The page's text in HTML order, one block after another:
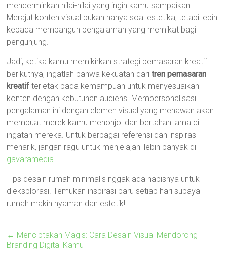
mencerminkan nilai-nilai yang ingin kamu sampaikan.
Merajut konten visual bukan hanya soal estetika, tetapi lebih
kepada membangun pengalaman yang memikat bagi
pengunjung.
Jadi, ketika kamu memikirkan strategi pemasaran kreatif
berikutnya, ingatlah bahwa kekuatan daritren pemasaran
kreatif terletak pada kemampuan untuk menyesuaikan
konten dengan kebutuhan audiens. Mempersonalisasi
pengalaman ini dengan elemen visual yang menawan akan
membuat merek kamu menonjol dan bertahan lama di
ingatan mereka. Untuk berbagai referensi dan inspirasi
menarik, jangan ragu untuk menjelajahi lebih banyak di
gavaramedia.
Tips desain rumah minimalis nggak ada habisnya untuk
dieksplorasi. Temukan inspirasi baru setiap hari supaya
rumah makin nyaman dan estetik!
← Menciptakan Magis: Cara Desain Visual Mendorong
Branding Digital Kamu